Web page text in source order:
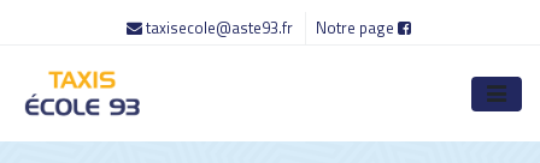
taxisecole@aste93.fr Notre page